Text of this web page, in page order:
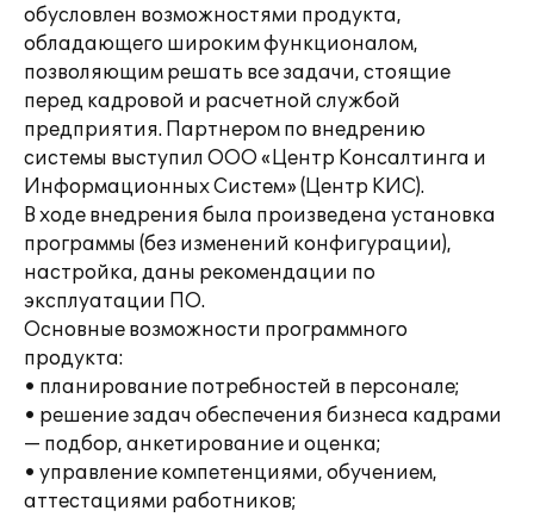
обусловлен возможностями продукта,
обладающего широким функционалом,
позволяющим решать все задачи, стоящие
перед кадровой и расчетной службой
предприятия. Партнером по внедрению
системы выступил ООО «Центр Консалтинга и
Информационных Систем» (Центр КИС).
В ходе внедрения была произведена установка
программы (без изменений конфигурации),
настройка, даны рекомендации по
эксплуатации ПО.
Основные возможности программного
продукта:
• планирование потребностей в персонале;
• решение задач обеспечения бизнеса кадрами
— подбор, анкетирование и оценка;
• управление компетенциями, обучением,
аттестациями работников;